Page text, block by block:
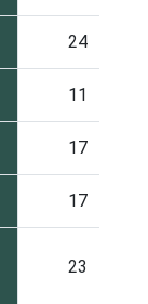
24
11
17
17
23